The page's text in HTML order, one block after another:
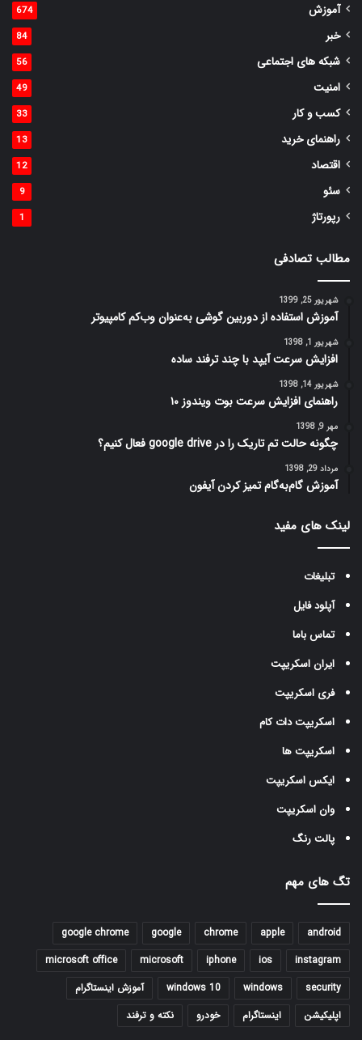
آموزش 674
خبر 84
شبکه های اجتماعی 56
امنیت 49
کسب و کار 33
راهنمای خرید 13
اقتصاد 12
سئو 9
رپورتاژ 1
مطالب تصادفی
شهریور 25, 1399
آموزش استفاده از دوربین گوشی به‌عنوان وب‌کم کامپیوتر
شهریور 1, 1398
افزایش سرعت آیپد با چند ترفند ساده
شهریور 14, 1398
راهنمای افزایش سرعت بوت ویندوز ۱۰
مهر 9, 1398
چگونه حالت تم تاریک را در ‌‌google drive فعال کنیم؟
مرداد 29, 1398
آموزش گام‌به‌گام تمیز کردن آیفون
لینک های مفید
تبلیغات
آپلود فایل
تماس باما
ایران اسکریپت
فری اسکریپت
اسکریپت دات کام
اسکریپت ها
ایکس اسکریپت
وان اسکریپت
پالت رنگ
تگ های مهم
android
apple
chrome
google
google chrome
instagram
ios
iphone
microsoft
microsoft office
security
windows
windows 10
آموزش اینستاگرام
اپلیکیشن
اینستاگرام خودرو نکته و ترفند